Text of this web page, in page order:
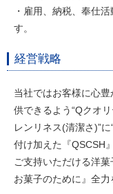
・雇用、納税、奉仕
す。
経営戦略
当社ではお客様に心
供できるよう“Qクオ
レンリネス(清潔さ)”
付け加えた『QSCSH
ご支持いただける洋
お菓子のために』全力